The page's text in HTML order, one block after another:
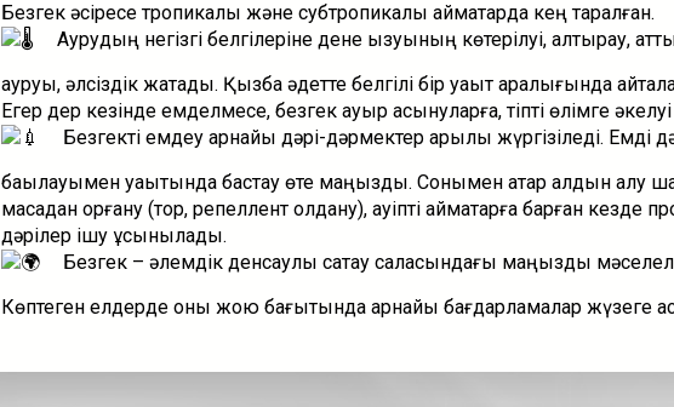
Безгек әсіресе тропикалық және субтропикалық аймақтарда кең таралған.
Аурудың негізгі белгілеріне дене қызуының көтерілуі, қалтырау,
ауруы, әлсіздік жатады. Қызба әдетте белгілі бір уақыт аралығында
Егер дер кезінде емделмесе, безгек ауыр асқынуларға, тіпті өлімге
Безгекті емдеу арнайы дәрі-дәрмектер арқылы жүргізіледі. Емді
бақылауымен уақытында бастау өте маңызды. Сонымен қатар алдын алу
масадан қорғану (тор, репеллент қолдану), қауіпті аймақтарға барған кезде
дәрілер ішу ұсынылады.
Безгек – әлемдік денсаулық сақтау саласындағы маңызды
Көптеген елдерде оны жою бағытында арнайы бағдарламалар жүзеге